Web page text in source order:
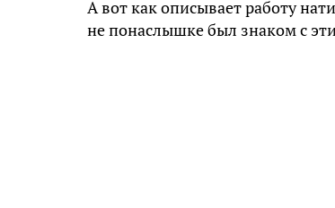
А вот как описывает работу
не понаслышке был знаком с